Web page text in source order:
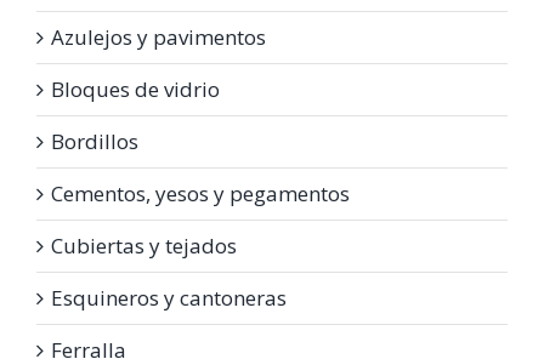
Azulejos y pavimentos
Bloques de vidrio
Bordillos
Cementos, yesos y pegamentos
Cubiertas y tejados
Esquineros y cantoneras
Ferralla